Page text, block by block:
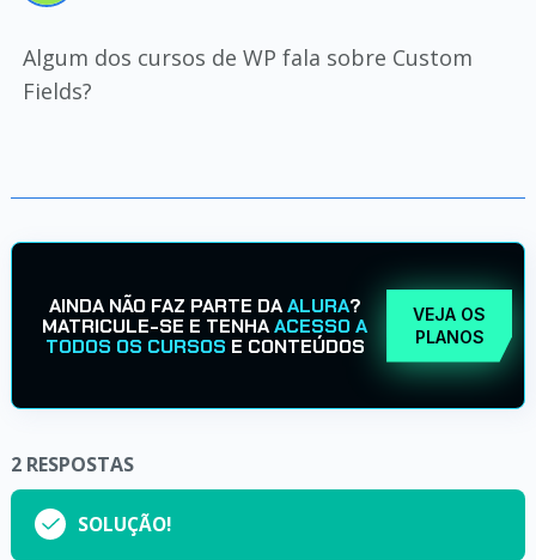
Algum dos cursos de WP fala sobre Custom
Fields?
AINDA NÃO FAZ PARTE DAALURA?
MATRICULE-SE E TENHAACESSO A
TODOS OS CURSOS E CONTEÚDOS
VEJA OS
PLANOS
2 RESPOSTAS
SOLUÇÃO!